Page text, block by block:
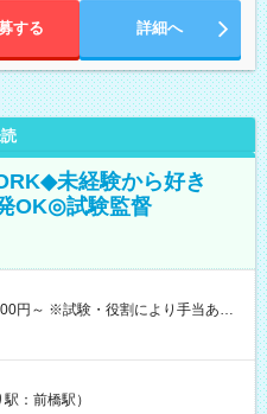
する 詳細へ
未経験から好き
OK◎試験監督
【即給（前払い）オプションあ
務から1週間ほどで給与の一部を受け
～17:30（休憩1時間） 時給1,300円
通費 ※当日の役割により時給＋100
：前橋駅）